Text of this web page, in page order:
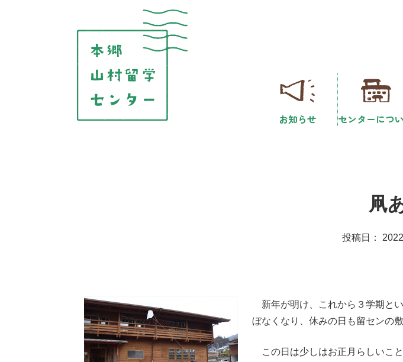
お知らせ センターにつ
凧
投稿日：
新年が明け、これから３学期と
ぼなくなり、休みの日も留センの
この日は少しはお正月らしいこ